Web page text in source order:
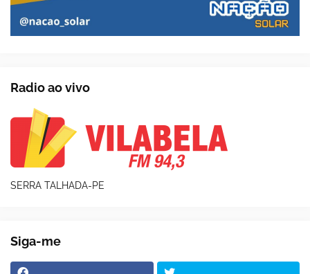
Radio ao vivo
SERRA TALHADA-PE
Siga-me